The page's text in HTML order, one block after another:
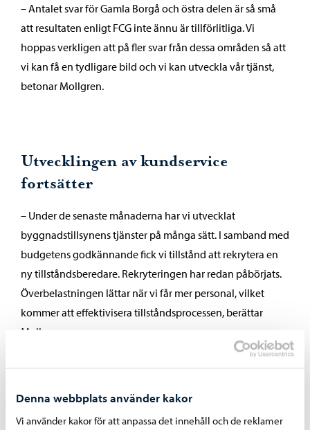
Denna webbplats använder kakor
Vi använder kakor för att anpassa det innehåll och de reklamer
– Antalet svar för Gamla Borgå och östra delen är så små
att resultaten enligt FCG inte ännu är tillförlitliga. Vi
hoppas verkligen att på fler svar från dessa områden så att
vi kan få en tydligare bild och vi kan utveckla vår tjänst,
betonar Mollgren.
Utvecklingen av kundservice
fortsätter
– Under de senaste månaderna har vi utvecklat
byggnadstillsynens tjänster på många sätt. I samband med
budgetens godkännande fick vi tillstånd att rekrytera en
ny tillståndsberedare. Rekryteringen har redan påbörjats.
Överbelastningen lättar när vi får mer personal, vilket
kommer att effektivisera tillståndsprocessen, berättar
Mollgren.
byggnadsinspektörer tillgängliga utan tidsbokning på
Borgåinfo. Feedbacken har varit positiv, och denna